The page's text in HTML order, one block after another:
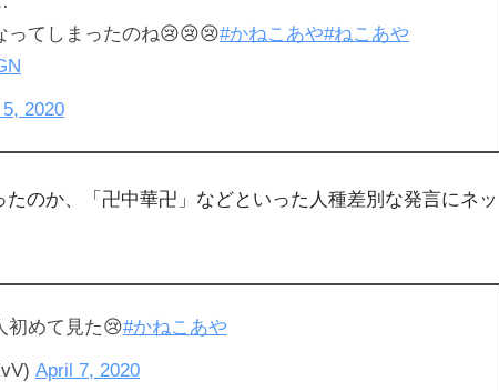
ってしまったのね😢😢😢#かねこあや#ねこあや
2020
のか、「卍中華卍」などといった人種差別な発言にネッ
初めて見た😢#かねこあや
April 7, 2020